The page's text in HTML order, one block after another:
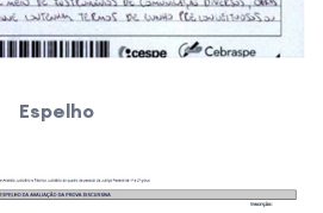
Espelho